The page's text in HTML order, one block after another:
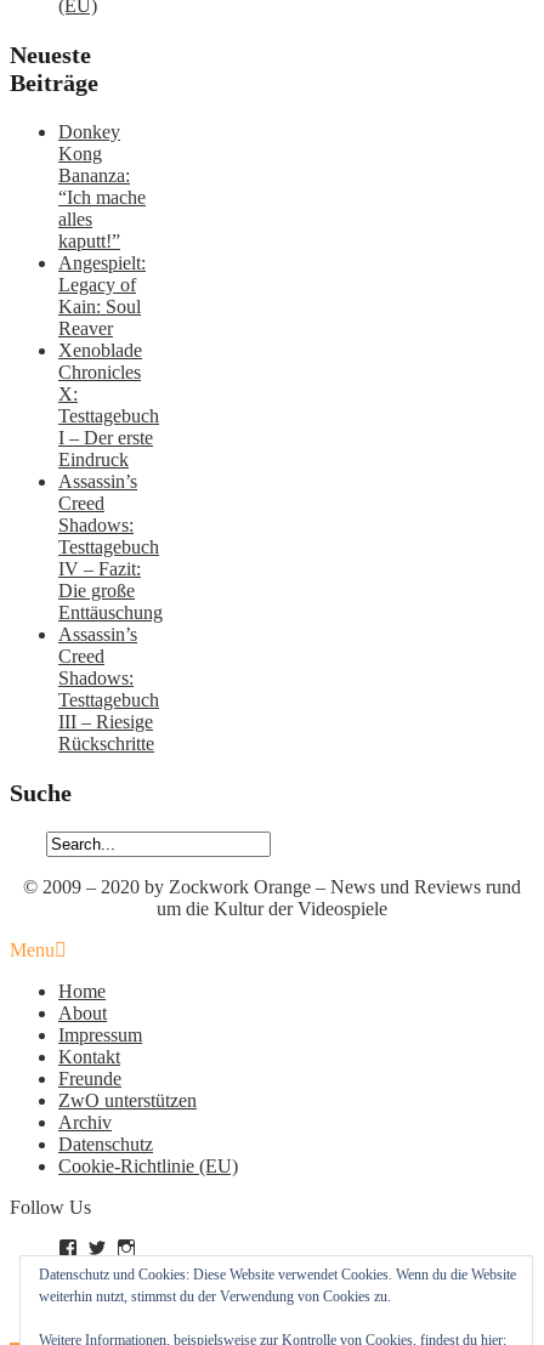
(EU)
Neueste
Beiträge
Donkey
Kong
Bananza:
“Ich mache
alles
kaputt!”
Angespielt:
Legacy of
Kain: Soul
Reaver
Xenoblade
Chronicles
X:
Testtagebuch
I – Der erste
Eindruck
Assassin’s
Creed
Shadows:
Testtagebuch
IV – Fazit:
Die große
Enttäuschung
Assassin’s
Creed
Shadows:
Testtagebuch
III – Riesige
Rückschritte
Suche
© 2009 – 2020 by Zockwork Orange – News und Reviews rund
um die Kultur der Videospiele
Menu
Home
About
Impressum
Kontakt
Freunde
ZwO unterstützen
Archiv
Datenschutz
Cookie-Richtlinie (EU)
Follow Us
Profil
von
zockworkorange
auf
Profil
von
zockworkorange
auf
von
zockworkorange
auf
RSS – Beiträge
Datenschutz und Cookies: Diese Website verwendet Cookies. Wenn du die Website
weiterhin nutzt, stimmst du der Verwendung von Cookies zu.
Weitere Informationen, beispielsweise zur Kontrolle von Cookies, findest du hier: